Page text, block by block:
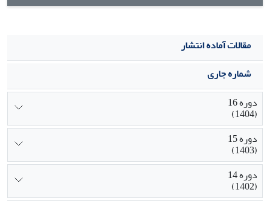
مقالات آماده انتشار
شماره جاری
دوره 16
(1404)
دوره 15
(1403)
دوره 14
(1402)